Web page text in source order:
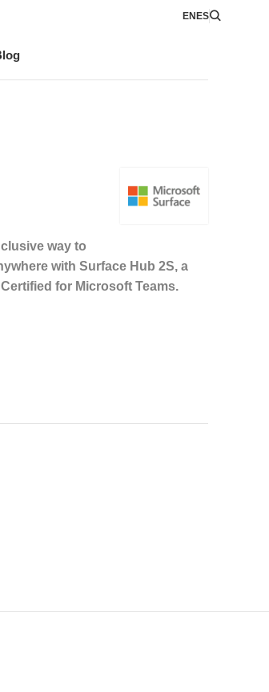
EN ES
way to
with Surface Hub 2S, a
for Microsoft Teams.